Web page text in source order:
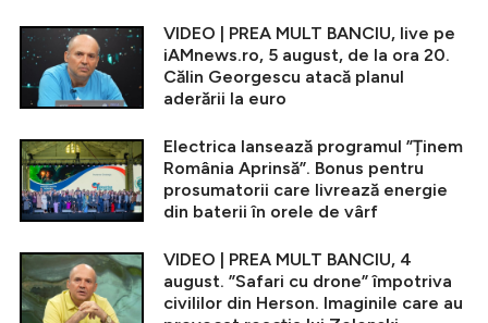
VIDEO | PREA MULT BANCIU, live pe
iAMnews.ro, 5 august, de la ora 20.
Călin Georgescu atacă planul
aderării la euro
Electrica lansează programul ”Ținem
România Aprinsă”. Bonus pentru
prosumatorii care livrează energie
din baterii în orele de vârf
VIDEO | PREA MULT BANCIU, 4
august. ”Safari cu drone” împotriva
civililor din Herson. Imaginile care au